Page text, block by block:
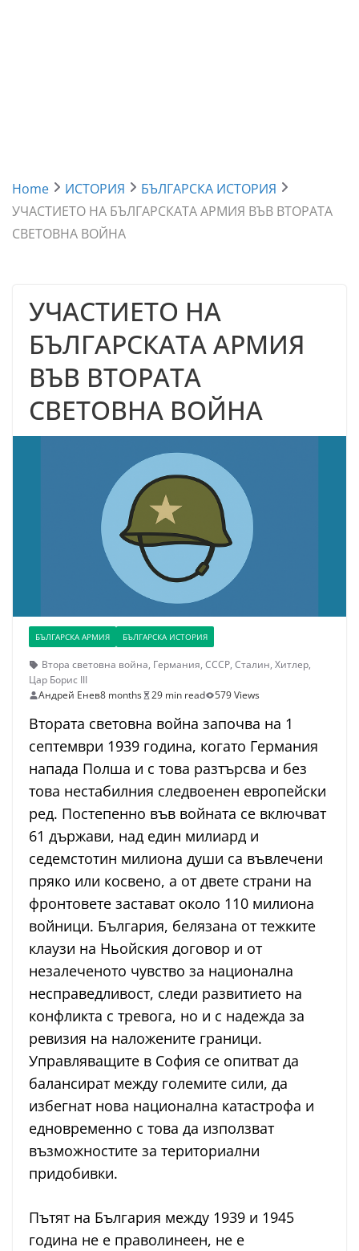
Home ИСТОРИЯ
БЪЛГАРСКА ИСТОРИЯ
УЧАСТИЕТО НА БЪЛГАРСКАТА АРМИЯ ВЪВ ВТОРАТА
СВЕТОВНА ВОЙНА
УЧАСТИЕТО НА
БЪЛГАРСКАТА АРМИЯ
ВЪВ ВТОРАТА
СВЕТОВНА ВОЙНА
БЪЛГАРСКА АРМИЯ БЪЛГАРСКА ИСТОРИЯ
Втора световна война, Германия, СССР, Сталин, Хитлер,
Цар Борис III
Андрей Енев8 months 29 min read 579 Views
Втората световна война започва на 1
септември 1939 година, когато Германия
напада Полша и с това разтърсва и без
това нестабилния следвоенен европейски
ред. Постепенно във войната се включват
61 държави, над един милиард и
седемстотин милиона души са въвлечени
пряко или косвено, а от двете страни на
фронтовете застават около 110 милиона
войници. България, белязана от тежките
клаузи на Ньойския договор и от
незалеченото чувство за национална
несправедливост, следи развитието на
конфликта с тревога, но и с надежда за
ревизия на наложените граници.
Управляващите в София се опитват да
балансират между големите сили, да
избегнат нова национална катастрофа и
едновременно с това да използват
възможностите за териториални
придобивки.
Пътят на България между 1939 и 1945
година не е праволинеен, не е